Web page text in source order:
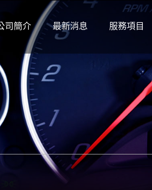
司簡介 最新消息 服務項目